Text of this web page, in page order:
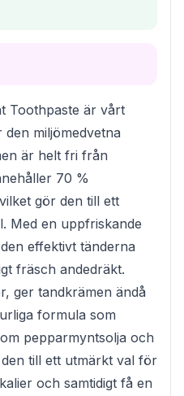
Toothpaste är vårt
miljömedvetna
är helt fri från
70 %
gör den till ett
Med en uppfriskande
effektivt tänderna
fräsch andedräkt.
ger tandkrämen ändå
formula som
pepparmyntsolja och
till ett utmärkt val för
och samtidigt få en